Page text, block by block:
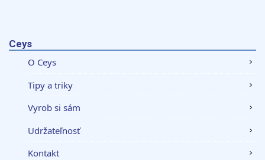
Ceys
O Ceys
Tipy a triky
Vyrob si sám
Udržateľnosť
Kontakt